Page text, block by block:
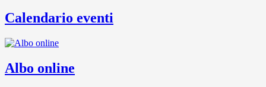
Calendario eventi
Albo online